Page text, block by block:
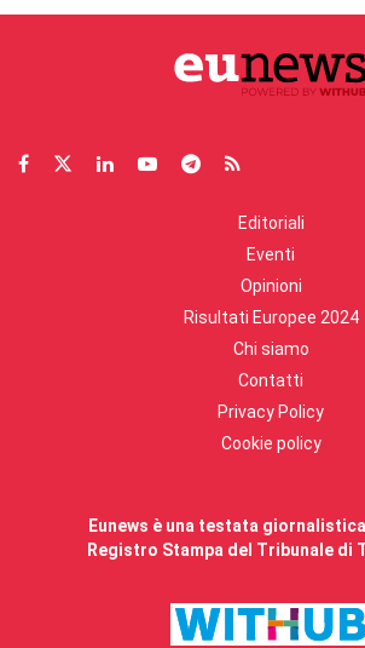
Editoriali
Eventi
Opinioni
Risultati Europee 2024
Chi siamo
Contatti
Privacy Policy
Cookie policy
Eunews è una testata
Registro Stampa del Tribunale di